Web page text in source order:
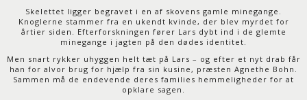
Skelettet ligger begravet i en af skovens gamle minegange.
Knoglerne stammer fra en ukendt kvinde, der blev myrdet for
årtier siden. Efterforskningen fører Lars dybt ind i de glemte
minegange i jagten på den dødes identitet.
Men snart rykker uhyggen helt tæt på Lars – og efter et nyt drab får
han for alvor brug for hjælp fra sin kusine, præsten Agnethe Bohn.
Sammen må de endevende deres families hemmeligheder for at
opklare sagen.